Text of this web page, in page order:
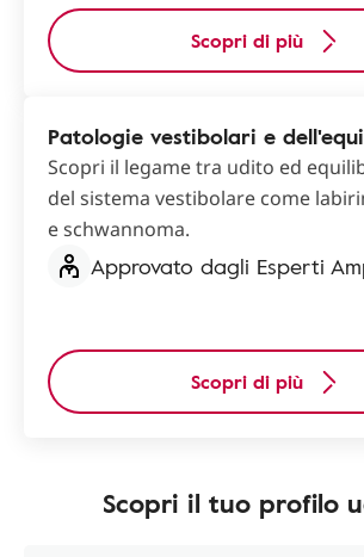
Scopri di più
Patologie vestibolari e
Scopri il legame tra udito ed
del sistema vestibolare come
e schwannoma.
Approvato dagli Esperti
Scopri di più
Scopri il tuo profilo